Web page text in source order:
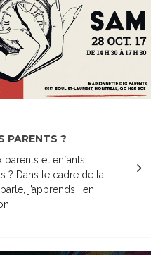
PARENTS ?
parents et enfants :
? Dans le cadre de la
j’apprends ! en